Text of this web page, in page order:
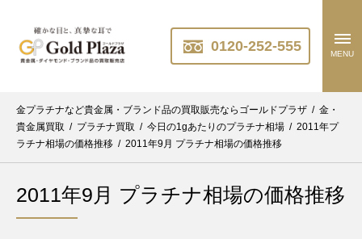
0120-252-555 MENU
金プラチナなど貴金属・ブランド品の買取販売ならゴールドプラザ / 金・
貴金属買取 / プラチナ買取 / 今日の1gあたりのプラチナ相場 / 2011年プ
ラチナ相場の価格推移 / 2011年9月 プラチナ相場の価格推移
2011年9月 プラチナ相場の価格推移